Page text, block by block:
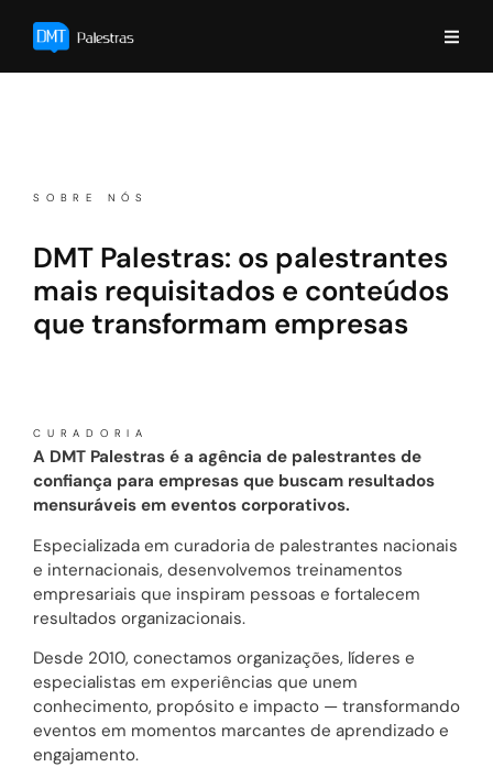
SOBRE NÓS
DMT Palestras: os palestrantes
mais requisitados e conteúdos
que transformam empresas
CURADORIA
A DMT Palestras é a agência de palestrantes de
confiança para empresas que buscam resultados
mensuráveis em eventos corporativos.
Especializada em curadoria de palestrantes nacionais
e internacionais, desenvolvemos treinamentos
empresariais que inspiram pessoas e fortalecem
resultados organizacionais.
Desde 2010, conectamos organizações, líderes e
especialistas em experiências que unem
conhecimento, propósito e impacto — transformando
eventos em momentos marcantes de aprendizado e
engajamento.